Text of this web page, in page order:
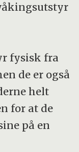
fysisk fra
de er også
helt
for at de
på en